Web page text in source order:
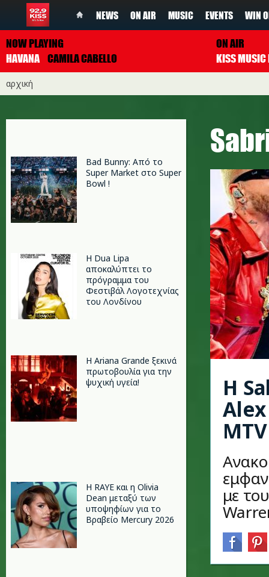
NEWS ON AIR MUSIC EVENTS WIN
NOW PLAYING
HAVANA CAMILA CABELLO
ON AIR
αρχική
Bad Bunny: Από το
Super Market στο Super
Bowl !
Η Dua Lipa
αποκαλύπτει το
πρόγραμμα του
Φεστιβάλ Λογοτεχνίας
του Λονδίνου
Η Ariana Grande ξεκινά
πρωτοβουλία για την
ψυχική υγεία!
Η RAYE και η Olivia
Dean μεταξύ των
υποψηφίων για το
Βραβείο Mercury 2026
Η
με